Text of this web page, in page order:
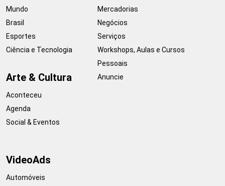
Mundo
Brasil
Esportes
Ciência e Tecnologia
Arte & Cultura
Aconteceu
Agenda
Social & Eventos
Mercadorias
Negócios
Serviços
Workshops, Aulas e Cursos
Pessoais
Anuncie
VideoAds
Automóveis